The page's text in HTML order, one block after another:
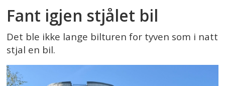
Fant igjen stjålet bil
Det ble ikke lange bilturen for tyven som i natt
stjal en bil.